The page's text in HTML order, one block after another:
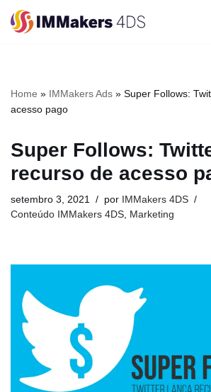
conteúdo
Home » IMMakers Ads » Super Follows:
acesso pago
Super Follows:
recurso de acesso
setembro 3, 2021 por IMMakers 4DS
Conteúdo IMMakers 4DS Marketing